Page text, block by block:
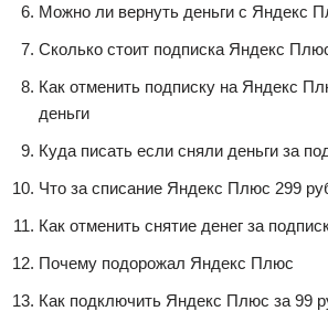
Можно ли вернуть деньги с Яндекс
Сколько стоит подписка Яндекс
Как отменить подписку на Яндекс
деньги
Куда писать если сняли деньги за
Что за списание Яндекс Плюс 299
Как отменить снятие денег за
Почему подорожал Яндекс Плюс
Как подключить Яндекс Плюс за 99